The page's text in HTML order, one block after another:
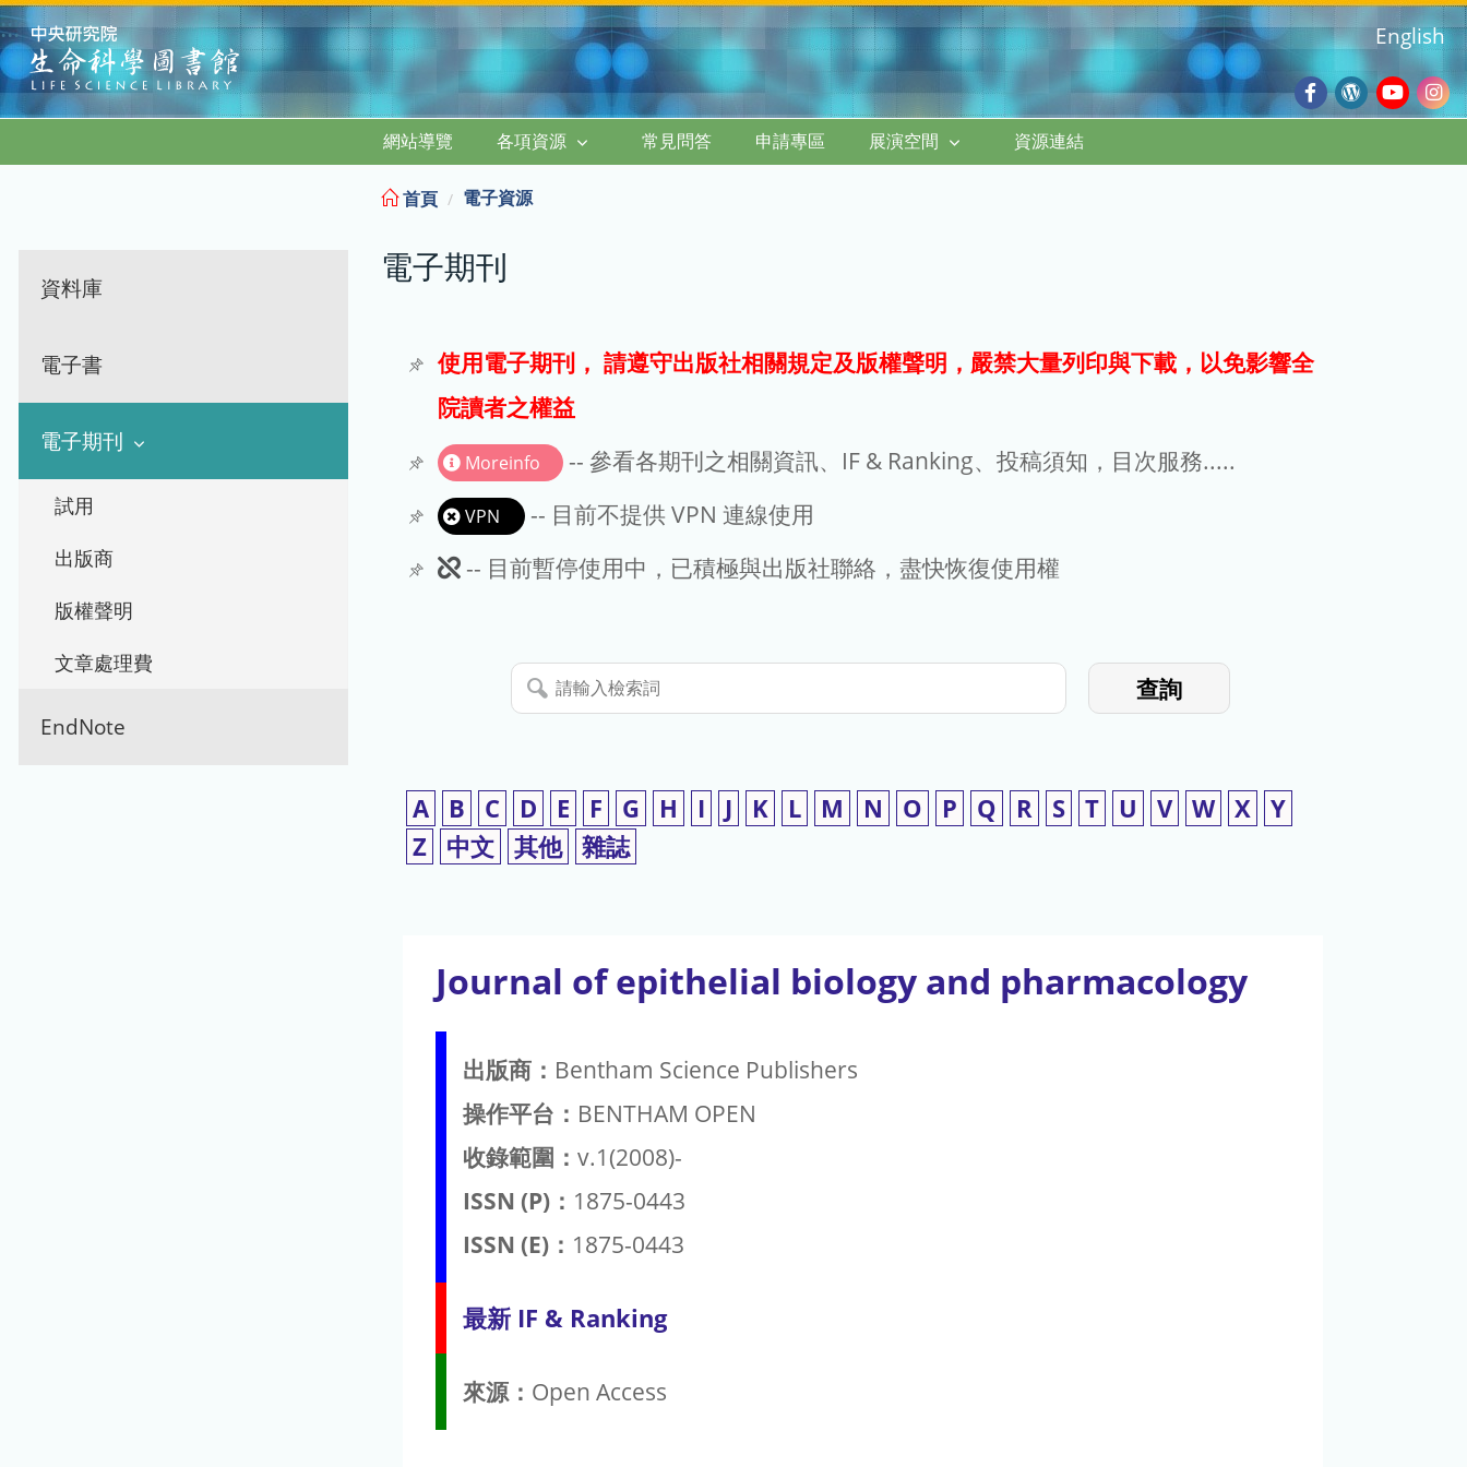
:::
Facebook
Wordpress
Blog
English
網站導覽 各項資源 常見問答 申請專區 展演空間 資源連結
資料庫
電子書
電子期刊
試用
出版商
版權聲明
文章處理費
EndNote
首頁 電子資源
電子期刊
使用電子期刊， 請遵守出版社相關規定及版權聲明，嚴禁大量列印與下載，以免影響全
院讀者之權益
Moreinfo -- 參看各期刊之相關資訊、IF & Ranking、投稿須知，目次服務.....
VPN
-- 目前不提供 VPN 連線使用
此
使
用
-- 目前暫停使用中，已積極與出版社聯絡，盡快恢復使用權
請
輸
索
詞
查詢
A B C D E F G H I J K L M N O P Q R S T U V W X Y
Z
中文 其他 雜誌
Journal of epithelial biology and pharmacology
出版商： Bentham Science Publishers
操作平台： BENTHAM OPEN
收錄範圍： v.1(2008)-
ISSN (P)： 1875-0443
ISSN (E)： 1875-0443
最新 IF & Ranking
來源： Open Access